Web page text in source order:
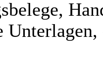
Unterlagen,